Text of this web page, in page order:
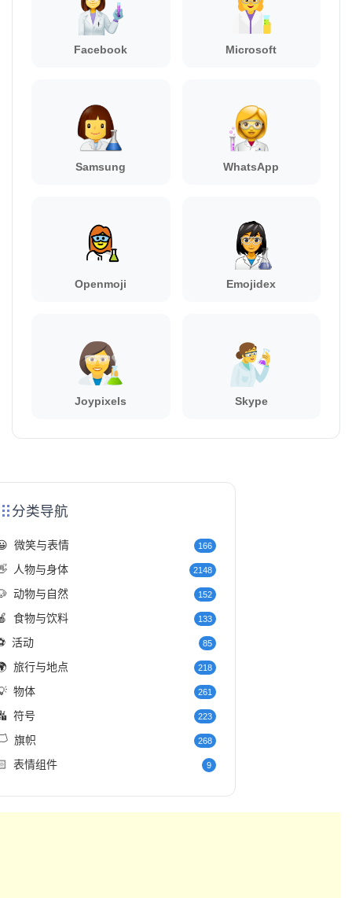
Facebook Microsoft
Samsung WhatsApp
Openmoji Emojidex
Joypixels Skype
分类导航
微笑与表情 166
人物与身体 2148
动物与自然 152
食物与饮料 133
活动 85
旅行与地点 218
物体 261
符号 223
旗帜 268
表情组件 9